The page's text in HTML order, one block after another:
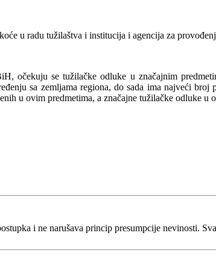
u radu tužilaštva i institucija i agencija za
očekuju se tužilačke odluke u značajnim
sa zemljama regiona, do sada ima najveći
u ovim predmetima, a značajne tužilačke odluke u
i ne narušava princip presumpcije nevinosti.